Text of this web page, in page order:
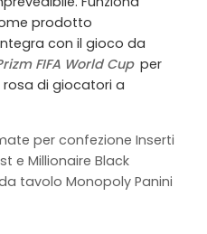
prodotto
con il gioco da
FIFA World Cup per
di giocatori a
per confezione Inserti
e Millionaire Black
tavolo Monopoly Panini